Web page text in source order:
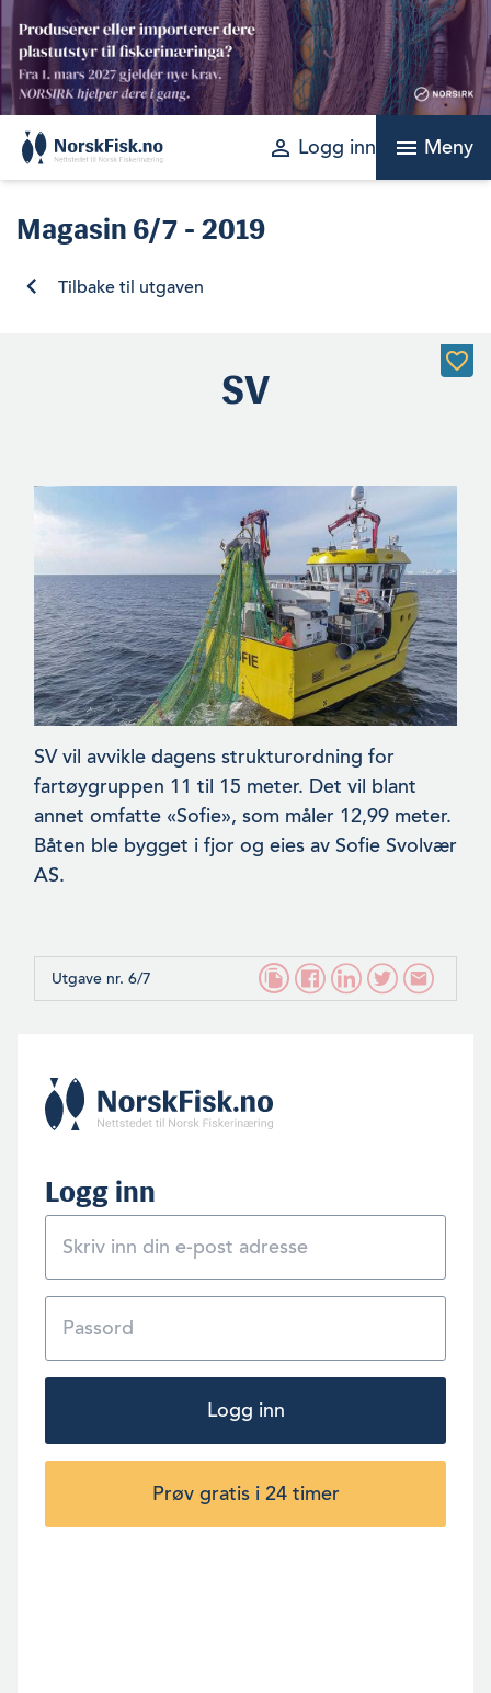
Skip
content
perm_identity Logg inn menu Meny
Magasin 6/7 - 2019
Tilbake til utgaven
SV
SV vil avvikle dagens strukturordning for
fartøygruppen 11 til 15 meter. Det vil blant
annet omfatte «Sofie», som måler 12,99 meter.
Båten ble bygget i fjor og eies av Sofie Svolvær
AS.
Utgave nr. 6/7
Logg inn
Logg inn
Prøv gratis i 24 timer